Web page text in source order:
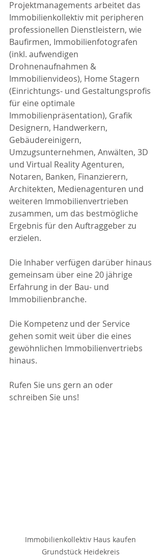
Projektmanagements arbeitet das
Immobilienkollektiv mit peripheren
professionellen Dienstleistern, wie
Baufirmen, Immobilienfotografen
(inkl. aufwendigen
Drohnenaufnahmen &
Immobilienvideos), Home Stagern
(Einrichtungs- und Gestaltungsprofis
für eine optimale
Immobilienpräsentation), Grafik
Designern, Handwerkern,
Gebäudereinigern,
Umzugsunternehmen, Anwälten, 3D
und Virtual Reality Agenturen,
Notaren, Banken, Finanzierern,
Architekten, Medienagenturen und
weiteren Immobilienvertrieben
zusammen, um das bestmögliche
Ergebnis für den Auftraggeber zu
erzielen.
Die Inhaber verfügen darüber hinaus
gemeinsam über eine 20 jährige
Erfahrung in der Bau- und
Immobilienbranche.
Die Kompetenz und der Service
gehen somit weit über die eines
gewöhnlichen Immobilienvertriebs
hinaus.
Rufen Sie uns gern an oder
schreiben Sie uns!
Immobilienkollektiv Haus kaufen
Grundstück Heidekreis